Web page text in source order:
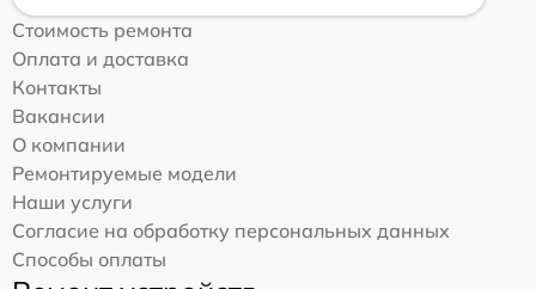
Стоимость ремонта
Оплата и доставка
Контакты
Вакансии
О компании
Ремонтируемые модели
Наши услуги
Согласие на обработку персональных данных
Способы оплаты